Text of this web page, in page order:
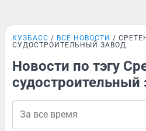
КУЗБАСС ВСЕ НОВОСТИ
СУДОСТРОИТЕЛЬНЫЙ ЗАВОД
Новости по тэгу
судостроительный